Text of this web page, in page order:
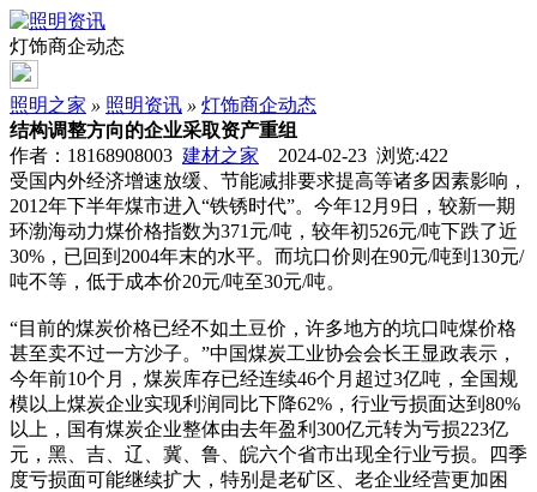
灯饰商企动态
照明之家 » 照明资讯 » 灯饰商企动态
结构调整方向的企业采取资产重组
作者：18168908003 建材之家 2024-02-23 浏览:422
受国内外经济增速放缓、节能减排要求提高等诸多因素影响，
2012年下半年煤市进入“铁锈时代”。今年12月9日，较新一期
环渤海动力煤价格指数为371元/吨，较年初526元/吨下跌了近
30%，已回到2004年末的水平。而坑口价则在90元/吨到130元/
吨不等，低于成本价20元/吨至30元/吨。
“目前的煤炭价格已经不如土豆价，许多地方的坑口吨煤价格
甚至卖不过一方沙子。”中国煤炭工业协会会长王显政表示，
今年前10个月，煤炭库存已经连续46个月超过3亿吨，全国规
模以上煤炭企业实现利润同比下降62%，行业亏损面达到80%
以上，国有煤炭企业整体由去年盈利300亿元转为亏损223亿
元，黑、吉、辽、冀、鲁、皖六个省市出现全行业亏损。四季
度亏损面可能继续扩大，特别是老矿区、老企业经营更加困